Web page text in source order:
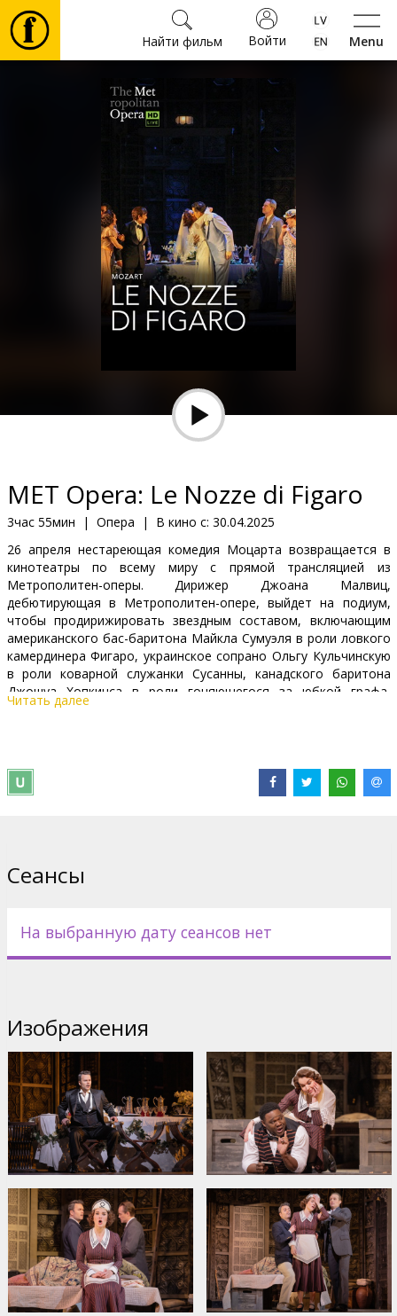
Menu
Войти
Найти фильм
Мероприятия
Новости
Клуб
MET Opera: Le Nozze di Figaro
3час 55мин | Опера | В кино с: 30.04.2025
26 апреля нестареющая комедия Моцарта возвращается в
кинотеатры по всему миру с прямой трансляцией из
Метрополитен-оперы. Дирижер Джоана Малвиц,
дебютирующая в Метрополитен-опере, выйдет на подиум,
чтобы продирижировать звездным составом, включающим
американского бас-баритона Майкла Сумуэля в роли ловкого
камердинера Фигаро, украинское сопрано Ольгу Кульчинскую
в роли коварной служанки Сусанны, канадского баритона
Джошуа Хопкинса в роли гоняющегося за юбкой графа,
итальянское сопрано Федерику Ломбарди в роли его
Дистрибьютор:
Читать далее
Сеансы
На выбранную дату сеансов нет
Изображения